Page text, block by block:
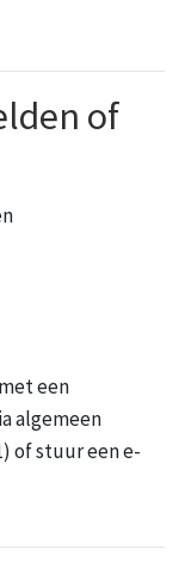
of
een
algemeen
of stuur een e-